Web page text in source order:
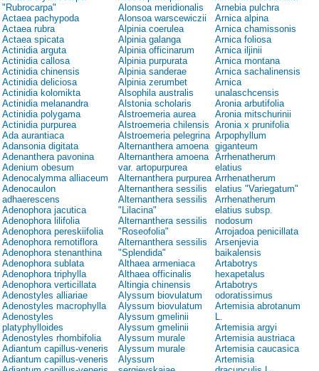
"Rubrocarpa"
Actaea pachypoda
Actaea rubra
Actaea spicata
Actinidia arguta
Actinidia callosa
Actinidia chinensis
Actinidia deliciosa
Actinidia kolomikta
Actinidia melanandra
Actinidia polygama
Actinidia purpurea
Ada aurantiaca
Adansonia digitata
Adenanthera pavonina
Adenium obesum
Adenocalymma alliaceum
Adenocaulon
adhaerescens
Adenophora jacutica
Adenophora lilifolia
Adenophora pereskiifolia
Adenophora remotiflora
Adenophora stenanthina
Adenophora sublata
Adenophora triphylla
Adenophora verticillata
Adenostyles alliariae
Adenostyles macrophylla
Adenostyles
platyphylloides
Adenostyles rhombifolia
Adiantum capillus-veneris
Adiantum capillus-veneris
Alonsoa meridionalis
Alonsoa warscewiczii
Alpinia coerulea
Alpinia galanga
Alpinia officinarum
Alpinia purpurata
Alpinia sanderae
Alpinia zerumbet
Alsophila australis
Alstonia scholaris
Alstroemeria aurea
Alstroemeria chilensis
Alstroemeria pelegrina
Alternanthera amoena
Alternanthera amoena
var. artopurpurea
Alternanthera purpurea
Alternanthera sessilis
Alternanthera sessilis
"Lilacina"
Alternanthera sessilis
"Roseofolia"
Alternanthera sessilis
"Splendida"
Althaea armeniaca
Althaea officinalis
Altingia chinensis
Alyssum biovulatum
Alyssum biovulatum
Alyssum gmelinii
Alyssum gmelinii
Alyssum murale
Alyssum murale
Alyssum
Arnebia pulchra
Arnica alpina
Arnica chamissonis
Arnica foliosa
Arnica iljinii
Arnica montana
Arnica sachalinensis
Arnica
unalaschcensis
Aronia arbutifolia
Aronia mitschurinii
Aronia x prunifolia
Arpophyllum
giganteum
Arrhenatherum
elatius
Arrhenatherum
elatius "Variegatum"
Arrhenatherum
elatius subsp.
nodosum
Arrojadoa penicillata
Arsenjevia
baikalensis
Artabotrys
hexapetalus
Artabotrys
odoratissimus
Artemisia abrotanum
L.
Artemisia argyi
Artemisia austriaca
Artemisia caucasica
Artemisia